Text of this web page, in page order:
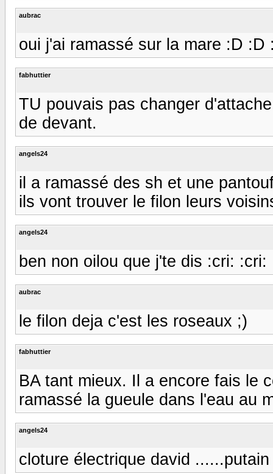
aubrac
oui j'ai ramassé sur la mare :D :D
fabhuttier
TU pouvais pas changer
de devant.
angels24
il a ramassé des sh et une
ils vont trouver le filon leurs
angels24
ben non oilou que j'te dis :cri: :cri:
aubrac
le filon deja c'est les roseaux ;)
fabhuttier
BA tant mieux. Il a encore fais le
ramassé la gueule dans l'eau au
angels24
cloture électrique david